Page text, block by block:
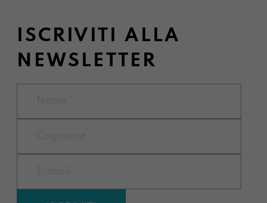
ISCRIVITI ALLA
NEWSLETTER